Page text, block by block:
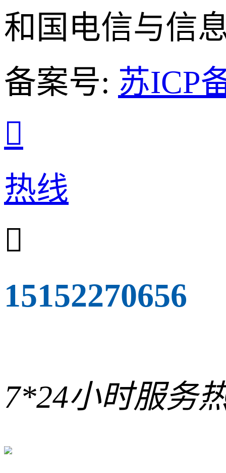
和国电信与信
备案号: 苏ICP

热线

15152270656
7*24小时服务